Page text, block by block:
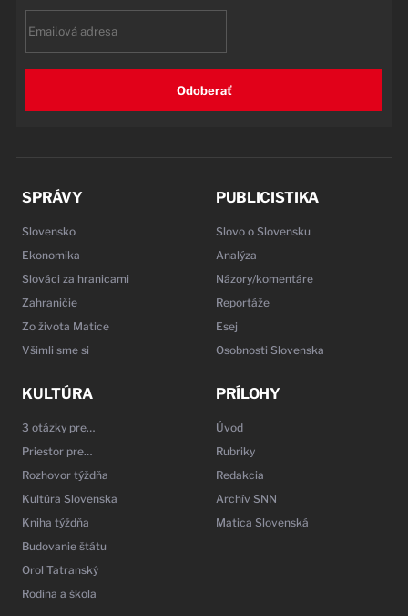
Odoberať
SPRÁVY
Slovensko
Ekonomika
Slováci za hranicami
Zahraničie
Zo života Matice
Všimli sme si
PUBLICISTIKA
Slovo o Slovensku
Analýza
Názory/komentáre
Reportáže
Esej
Osobnosti Slovenska
KULTÚRA
3 otázky pre…
Priestor pre…
Rozhovor týždňa
Kultúra Slovenska
Kniha týždňa
Budovanie štátu
Orol Tatranský
Rodina a škola
PRÍLOHY
Úvod
Rubriky
Redakcia
Archív SNN
Matica Slovenská